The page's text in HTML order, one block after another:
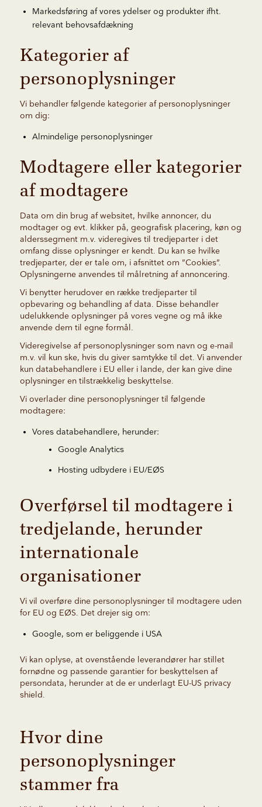
Markedsføring af vores ydelser og produkter ifht.
relevant behovsafdækning
Kategorier af
personoplysninger
Vi behandler følgende kategorier af personoplysninger
om dig:
Almindelige personoplysninger
Modtagere eller kategorier
af modtagere
Data om din brug af websitet, hvilke annoncer, du
modtager og evt. klikker på, geografisk placering, køn og
alderssegment m.v. videregives til tredjeparter i det
omfang disse oplysninger er kendt. Du kan se hvilke
tredjeparter, der er tale om, i afsnittet om ”Cookies”.
Oplysningerne anvendes til målretning af annoncering.
Vi benytter herudover en række tredjeparter til
opbevaring og behandling af data. Disse behandler
udelukkende oplysninger på vores vegne og må ikke
anvende dem til egne formål.
Videregivelse af personoplysninger som navn og e-mail
m.v. vil kun ske, hvis du giver samtykke til det. Vi anvender
kun databehandlere i EU eller i lande, der kan give dine
oplysninger en tilstrækkelig beskyttelse.
Vi overlader dine personoplysninger til følgende
modtagere:
Vores databehandlere, herunder:
Google Analytics
Hosting udbydere i EU/EØS
Overførsel til modtagere i
tredjelande, herunder
internationale
organisationer
Vi vil overføre dine personoplysninger til modtagere uden
for EU og EØS. Det drejer sig om:
Google, som er beliggende i USA
Vi kan oplyse, at ovenstående leverandører har stillet
fornødne og passende garantier for beskyttelsen af
persondata, herunder at de er underlagt EU-US privacy
shield.
Hvor dine
personoplysninger
stammer fra